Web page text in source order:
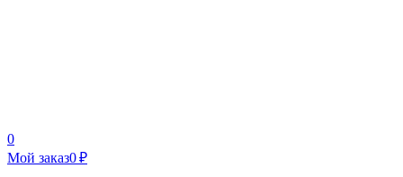
0
Мой заказ0 ₽